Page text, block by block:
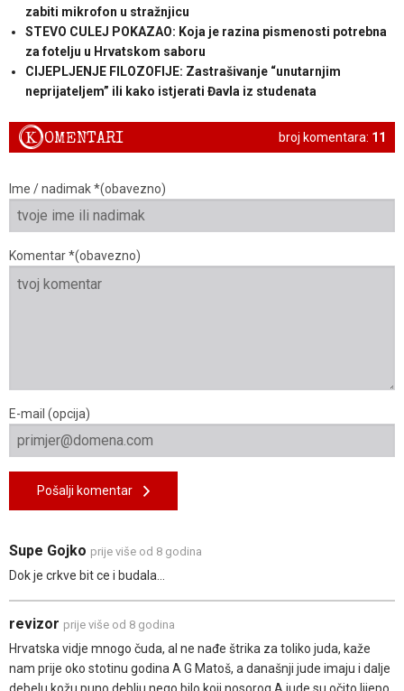
zabiti mikrofon u stražnjicu
STEVO CULEJ POKAZAO: Koja je razina pismenosti potrebna
za fotelju u Hrvatskom saboru
CIJEPLJENJE FILOZOFIJE: Zastrašivanje “unutarnjim
neprijateljem” ili kako istjerati Đavla iz studenata
broj komentara: 11
KOMENTARI
Ime / nadimak *(obavezno)
Komentar *(obavezno)
E-mail (opcija)
Pošalji komentar
Supe Gojko prije više od 8 godina
Dok je crkve bit ce i budala...
revizor prije više od 8 godina
Hrvatska vidje mnogo čuda, al ne nađe štrika za toliko juda, kaže
nam prije oko stotinu godina A G Matoš, a današnji jude imaju i dalje